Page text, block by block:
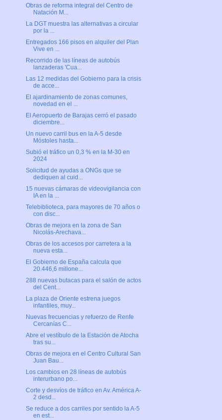
Obras de reforma integral del Centro de
Natación M...
La DGT muestra las alternativas a circular
por la ...
Entregados 166 pisos en alquiler del Plan
Vive en ...
Recorrido de las líneas de autobús
lanzaderas 'Cua...
Las 12 medidas del Gobierno para la crisis
de acce...
El ajardinamiento de zonas comunes,
novedad en el ...
El Aeropuerto de Barajas cerró el pasado
diciembre...
Un nuevo carril bus en la A-5 desde
Móstoles hasta...
Subió el tráfico un 0,3 % en la M-30 en
2024
Solicitud de ayudas a ONGs que se
dediquen al cuid...
15 nuevas cámaras de videovigilancia con
IA en la ...
Telebiblioteca, para mayores de 70 años o
con disc...
Obras de mejora en la zona de San
Nicolás-Arechava...
Obras de los accesos por carretera a la
nueva esta...
El Gobierno de España calcula que
20.446,6 millone...
288 nuevas butacas para el salón de actos
del Cent...
La plaza de Oriente estrena juegos
infantiles, muy...
Nuevas frecuencias y refuerzo de Renfe
Cercanías C...
Abre el vestíbulo de la Estación de Atocha
tras su...
Obras de mejora en el Centro Cultural San
Juan Bau...
Los cambios en 28 líneas de autobús
interurbano po...
Corte y desvíos de tráfico en Av. América A-
2 desd...
Se reduce a dos carriles por sentido la A-5
en est...